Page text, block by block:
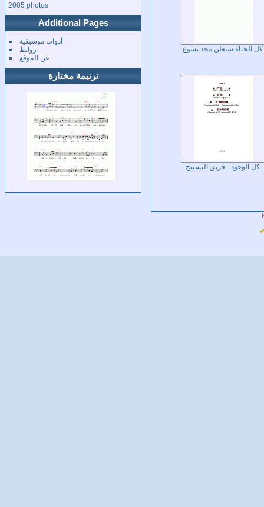
2005 photos
Additional Pages
أدوات موسيقية
روابط
عن الموقع
ترنيمة مختارة
كل الحياة ستعلن مجد يسوع
كل الوجود - فريق التسبيح